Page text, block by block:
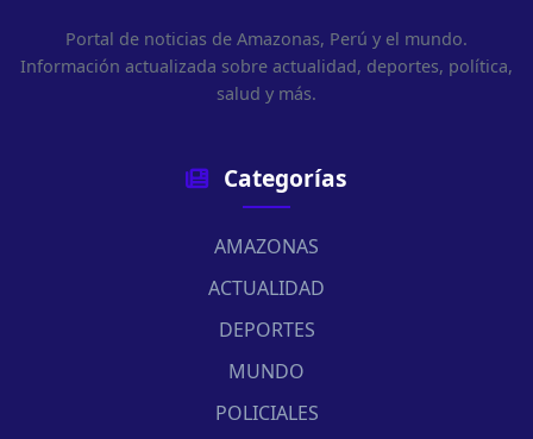
Portal de noticias de Amazonas, Perú y el mundo.
Información actualizada sobre actualidad, deportes, política,
salud y más.
Categorías
AMAZONAS
ACTUALIDAD
DEPORTES
MUNDO
POLICIALES